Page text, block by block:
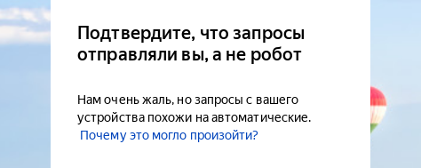
Подтвердите, что запросы
отправляли вы, а не робот
Нам очень жаль, но запросы с вашего
устройства похожи на автоматические.
Почему это могло произойти?